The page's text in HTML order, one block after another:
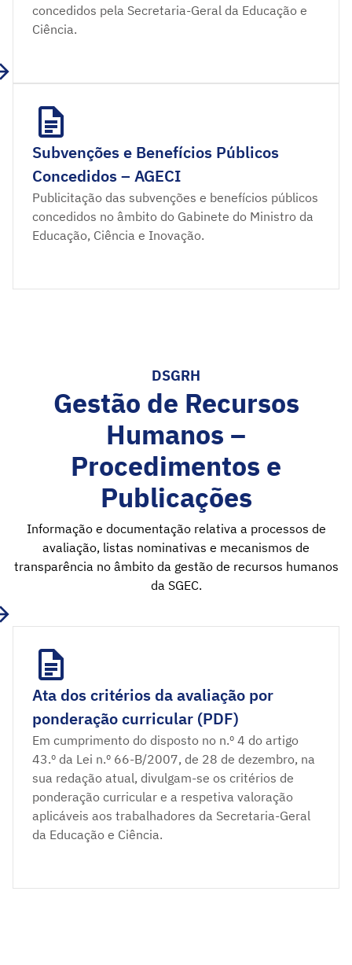
concedidos pela Secretaria-Geral da Educação e
Ciência.
Subvenções e Benefícios Públicos
Concedidos – AGECI
Publicitação das subvenções e benefícios públicos
concedidos no âmbito do Gabinete do Ministro da
Educação, Ciência e Inovação.
DSGRH
Gestão de Recursos
Humanos –
Procedimentos e
Publicações
Informação e documentação relativa a processos de
avaliação, listas nominativas e mecanismos de
transparência no âmbito da gestão de recursos humanos
da SGEC.
Ata dos critérios da avaliação por
ponderação curricular (PDF)
Em cumprimento do disposto no n.º 4 do artigo
43.º da Lei n.º 66-B/2007, de 28 de dezembro, na
sua redação atual, divulgam-se os critérios de
ponderação curricular e a respetiva valoração
aplicáveis aos trabalhadores da Secretaria-Geral
da Educação e Ciência.